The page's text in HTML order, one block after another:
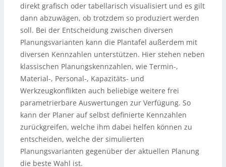
direkt grafisch oder tabellarisch visualisiert und es gilt
dann abzuwägen, ob trotzdem so produziert werden
soll. Bei der Entscheidung zwischen diversen
Planungsvarianten kann die Plantafel außerdem mit
diversen Kennzahlen unterstützen. Hier stehen neben
klassischen Planungskennzahlen, wie Termin-,
Material-, Personal-, Kapazitäts- und
Werkzeugkonflikten auch beliebige weitere frei
parametrierbare Auswertungen zur Verfügung. So
kann der Planer auf selbst definierte Kennzahlen
zurückgreifen, welche ihm dabei helfen können zu
entscheiden, welche der simulierten
Planungsvarianten gegenüber der aktuellen Planung
die beste Wahl ist.